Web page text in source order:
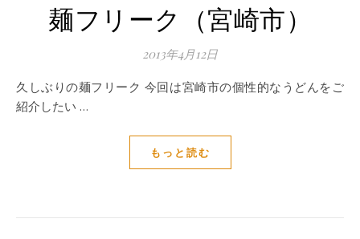
麺フリーク（宮崎市）
2013年4月12日
久しぶりの麺フリーク 今回は宮崎市の個性的なうどんをご
紹介したい …
もっと読む